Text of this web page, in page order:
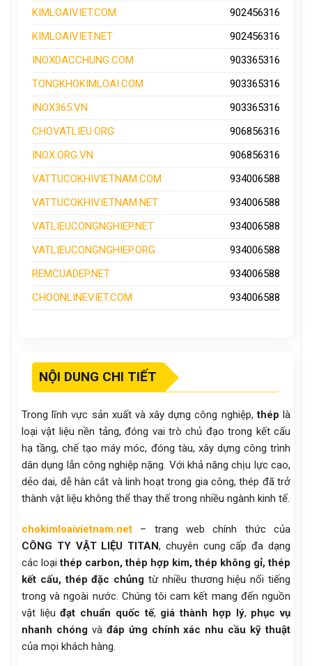
KIMLOAIVIET.COM
902456316
KIMLOAIVIET.NET
902456316
INOXDACCHUNG.COM
903365316
TONGKHOKIMLOAI.COM
903365316
INOX365.VN
903365316
CHOVATLIEU.ORG
906856316
INOX.ORG.VN
906856316
VATTUCOKHIVIETNAM.COM
934006588
VATTUCOKHIVIETNAM.NET
934006588
VATLIEUCONGNGHIEP.NET
934006588
VATLIEUCONGNGHIEP.ORG
934006588
REMCUADEP.NET
934006588
CHOONLINEVIET.COM
934006588
NỘI DUNG CHI TIẾT
Trong lĩnh vực sản xuất và xây dựng công nghiệp,thép là
loại vật liệu nền tảng, đóng vai trò chủ đạo trong kết cấu
hạ tầng, chế tạo máy móc, đóng tàu, xây dựng công trình
dân dụng lẫn công nghiệp nặng. Với khả năng chịu lực cao,
dẻo dai, dễ hàn cắt và linh hoạt trong gia công, thép đã trở
thành vật liệu không thể thay thế trong nhiều ngành kinh tế.
chokimloaivietnam.net – trang web chính thức của
CÔNG TY VẬT LIỆU TITAN, chuyên cung cấp đa dạng
các loạithép carbon, thép hợp kim, thép không gỉ, thép
kết cấu, thép đặc chủng từ nhiều thương hiệu nổi tiếng
trong và ngoài nước. Chúng tôi cam kết mang đến nguồn
vật liệuđạt chuẩn quốc tế, giá thành hợp lý, phục vụ
nhanh chóngvà đáp ứng chính xác nhu cầu kỹ thuật
của mọi khách hàng.